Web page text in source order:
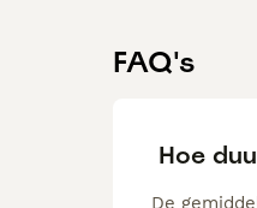
FAQ's
Hoe
De